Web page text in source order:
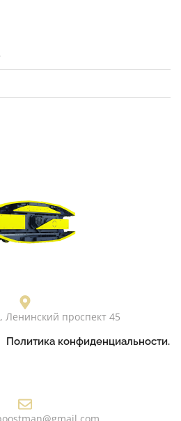
Ленинский проспект 45
Политика конфиденциальности.